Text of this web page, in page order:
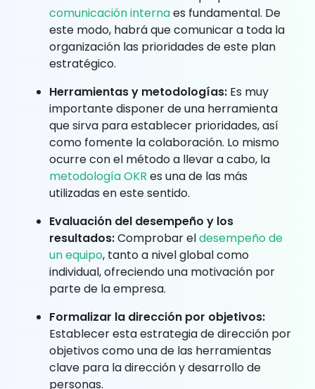
comunicación internaes fundamental. De
este modo, habrá que comunicar a toda la
organización las prioridades de este plan
estratégico.
Herramientas y metodologías: Es muy
importante disponer de una herramienta
que sirva para establecer prioridades, así
como fomente la colaboración. Lo mismo
ocurre con el método a llevar a cabo, la
metodología OKR es una de las más
utilizadas en este sentido.
Evaluación del desempeño y los
resultados:Comprobar eldesempeño de
un equipo, tanto a nivel global como
individual, ofreciendo una motivación por
parte de la empresa.
Formalizar la dirección por objetivos:
Establecer esta estrategia de dirección por
objetivos como una de las herramientas
clave para la dirección y desarrollo de
personas.